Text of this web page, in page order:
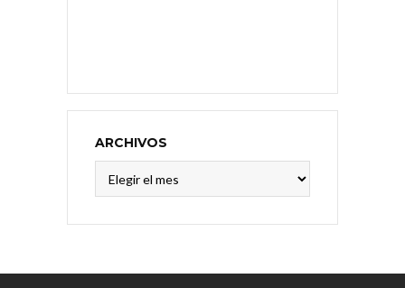
ARCHIVOS